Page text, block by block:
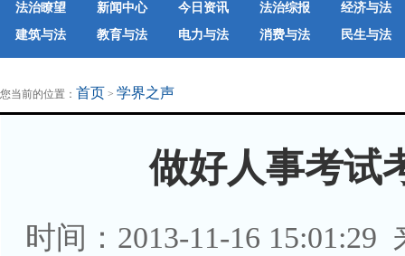
法治瞭望 新闻中心 今日资讯 法治综报
经济与法
建筑与法
教育与法 电力与法 消费与法
民生与法
地方法治联播
律师律所
您当前的位置： 首页 > 学界之声
做好人事考试
时间：2013-11-16